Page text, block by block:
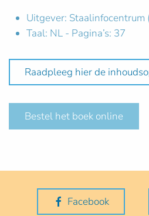
Uitgever:
Taal: NL - Pagina’s: 37
Raadpleeg hier de
Bestel het boek online
Facebook